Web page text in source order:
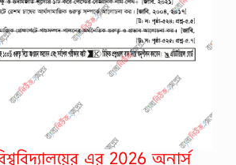
এর 2026 অনার্স